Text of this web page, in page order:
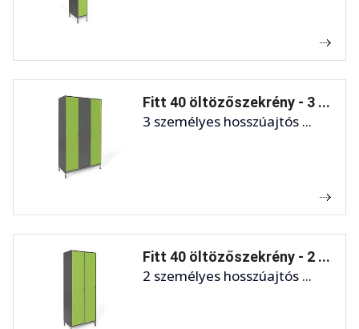
Fitt 40 öltözőszekrény - 3 ...
3 személyes hosszúajtós ...
Fitt 40 öltözőszekrény - 2 ...
2 személyes hosszúajtós ...